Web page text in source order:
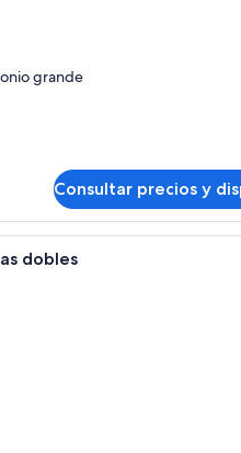
grande
Consultar precios y
Habitación de hotel
dobles